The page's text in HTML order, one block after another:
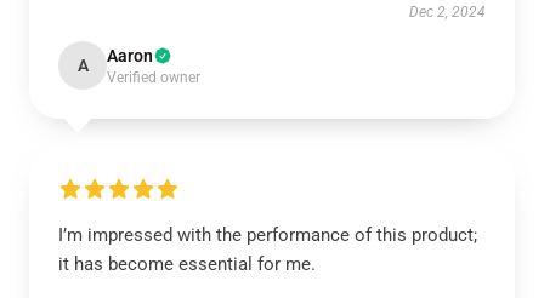
Dec 2, 2024
A Aaron
Verified owner
I’m impressed with the performance of this product;
it has become essential for me.